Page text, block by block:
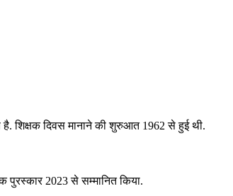
है. शिक्षक दिवस मानाने की शुरुआत 1962 से हुई थी.
पुरस्‍कार 2023 से सम्मानित किया.